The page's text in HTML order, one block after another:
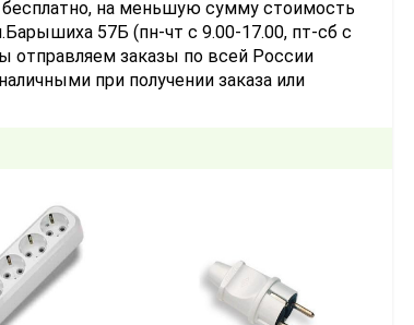
на меньшую сумму стоимость
57Б (пн-чт с 9.00-17.00, пт-сб с
отправляем заказы по всей России
при получении заказа или